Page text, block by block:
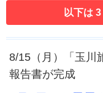
以下は
8/15（月）「玉川
報告書が完成